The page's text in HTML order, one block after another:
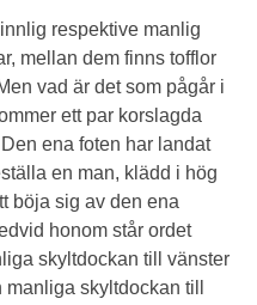
respektive manlig
mellan dem finns tofflor
vad är det som pågår i
ett par korslagda
ena foten har landat
en man, klädd i hög
böja sig av den ena
honom står ordet
skyltdockan till vänster
skyltdockan till